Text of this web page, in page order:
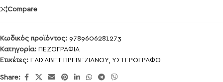
Compare
Κωδικός προϊόντος: 9789606281273
Κατηγορία: ΠΕΖΟΓΡΑΦΙΑ
Ετικέτες: ΕΛΙΣΑΒΕΤ ΠΡΕΒΕΖΙΑΝΟΥ, ΥΣΤΕΡΟΓΡΑΦΟ
Share: